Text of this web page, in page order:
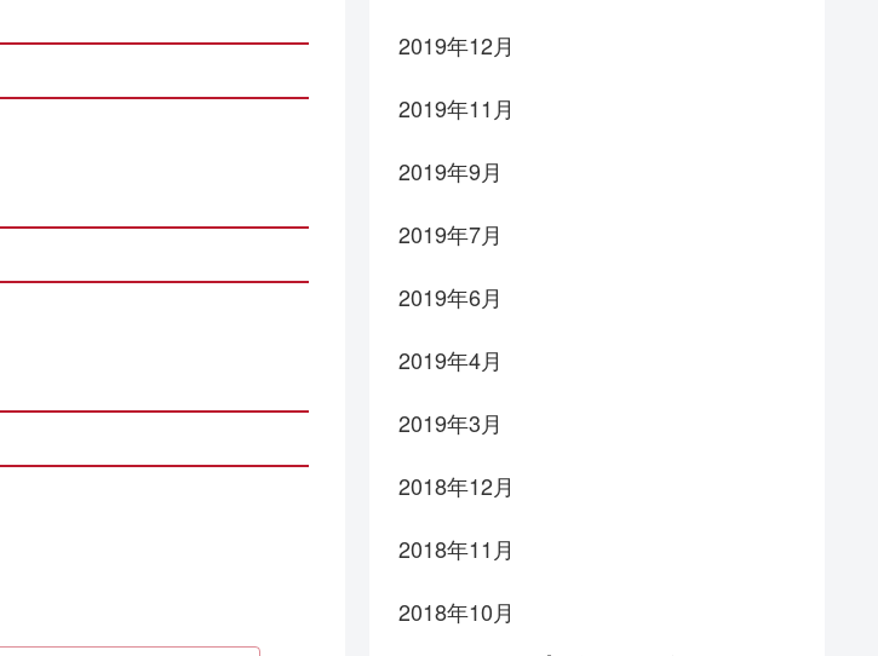
2019年12月
2019年11月
2019年9月
2019年7月
2019年6月
2019年4月
2019年3月
2018年12月
2018年11月
2018年10月